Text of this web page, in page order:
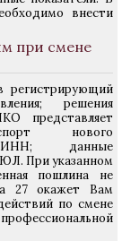
внести
при смене
регистрирующий
решения
представляет
нового
данные
При указанном
пошлина не
27 окажет Вам
по смене